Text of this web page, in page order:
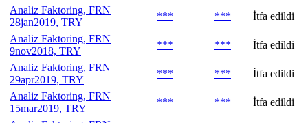
Analiz Faktoring, FRN
28jan2019, TRY
*** ***
İtfa edildi
Analiz Faktoring, FRN
9nov2018, TRY
*** ***
İtfa edildi
Analiz Faktoring, FRN
29apr2019, TRY
*** ***
İtfa edildi
Analiz Faktoring, FRN
15mar2019, TRY
*** ***
İtfa edildi